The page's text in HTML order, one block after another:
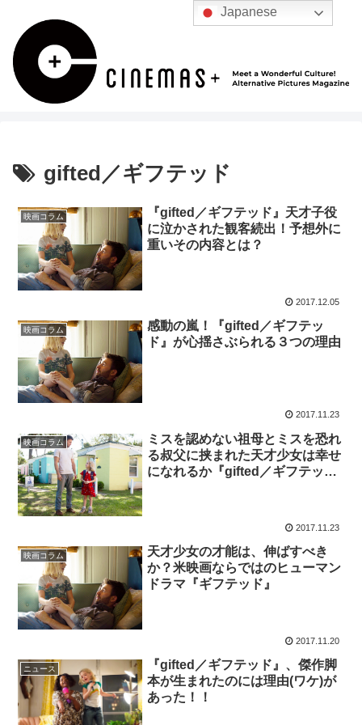
gifted／ギフテッド
映画コラム
『gifted／ギフテッド』天才子役
に泣かされた観客続出！予想外に
重いその内容とは？
2017.12.05
映画コラム
感動の嵐！『gifted／ギフテッ
ド』が心揺さぶられる３つの理由
2017.11.23
映画コラム
ミスを認めない祖母とミスを恐れ
る叔父に挟まれた天才少女は幸せ
になれるか『gifted／ギフテッ
2017.11.23
映画コラム
天才少女の才能は、伸ばすべき
か？米映画ならではのヒューマン
ドラマ『ギフテッド』
2017.11.20
ニュース
『gifted／ギフテッド』、傑作脚
本が生まれたのには理由(ワケ)が
あった！！
Japanese